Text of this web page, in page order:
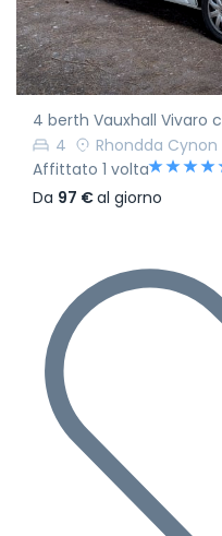
4 berth Vauxhall Vivaro
4
Rhondda
Affittato 1 volta
Da 97 €al giorno